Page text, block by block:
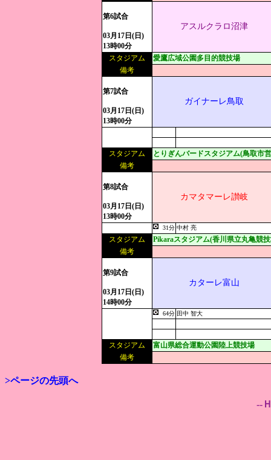
第6試合
03月17日(日)
13時00分
アスルクラロ沼津
スタジアム
愛鷹広域公園多目的競技場
備考
第7試合
03月17日(日)
13時00分
ガイナーレ鳥取
スタジアム
とりぎんバードスタジアム(鳥取市
備考
第8試合
03月17日(日)
13時00分
カマタマーレ讃岐
31分 中村 亮
スタジアム
Pikaraスタジアム(香川県立丸亀競
備考
第9試合
03月17日(日)
14時00分
カターレ富山
64分 田中 智大
スタジアム
富山県総合運動公園陸上競技場
備考
>ページの先頭へ
--